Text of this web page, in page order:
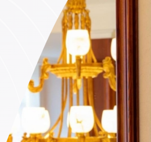
Uroloogiline kirurgia
Nahk ja pisikirurgia
Kõrva-nina-kurguhaiguste
kirurgia
Günekoloogiline kirurgia